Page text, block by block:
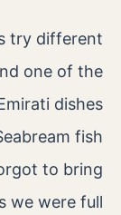
try different
one of the
dishes.
fish
to bring
we were full.